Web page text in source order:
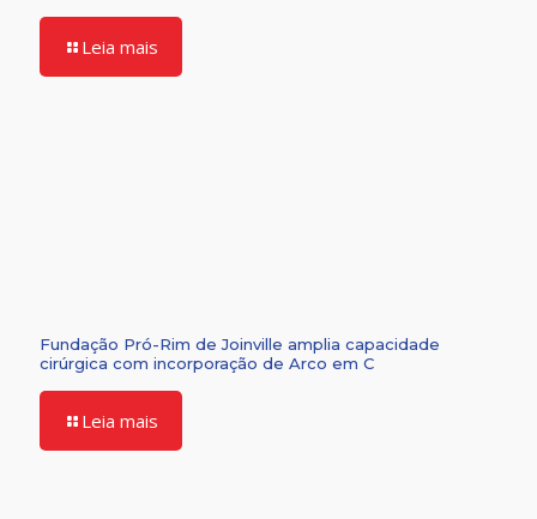
Leia mais
Fundação Pró-Rim de Joinville amplia capacidade
cirúrgica com incorporação de Arco em C
Leia mais